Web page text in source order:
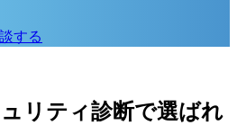
する
リティ診断で選ばれ